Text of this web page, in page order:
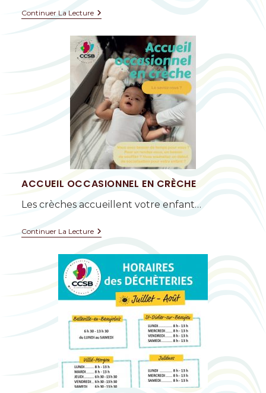
Continuer La Lecture
ACCUEIL OCCASIONNEL EN CRÈCHE
Les crèches accueillent votre enfant…
Continuer La Lecture